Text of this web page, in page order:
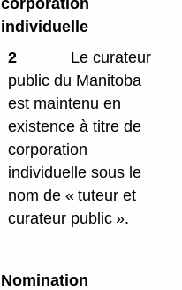
corporation
individuelle
2
Le curateur
public du Manitoba
est maintenu en
existence à titre de
corporation
individuelle sous le
nom de « tuteur et
curateur public ».
Nomination